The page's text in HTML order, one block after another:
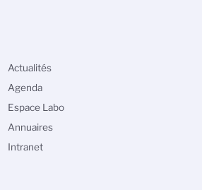
Actualités
Agenda
Espace Labo
Annuaires
Intranet